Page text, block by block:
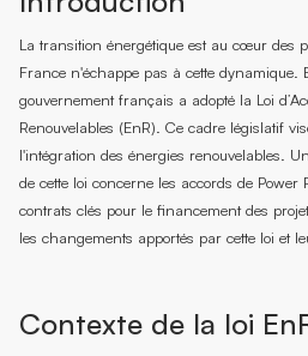
La transition énergétique est au cœur des
France n'échappe pas à cette dynamique.
gouvernement français a adopté la Loi
Renouvelables (EnR). Ce cadre législatif
l'intégration des énergies renouvelables.
de cette loi concerne les accords de Power
contrats clés pour le financement des
les changements apportés par cette loi et
Contexte de la loi